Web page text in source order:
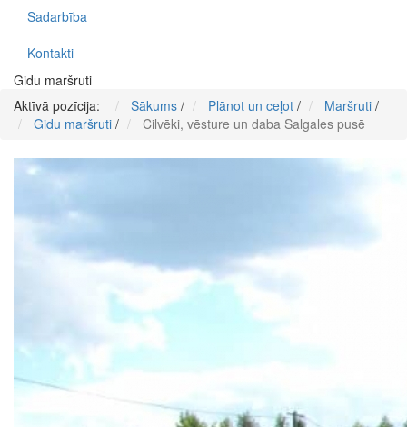
Sadarbība
Kontakti
Gidu maršruti
Aktīvā pozīcija:
Sākums / Plānot un ceļot / Maršruti /
Gidu maršruti / Cilvēki, vēsture un daba Salgales pusē